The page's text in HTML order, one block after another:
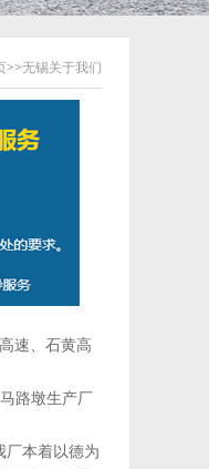
>>无锡关于我们
速、石黄高
路墩生产厂
本着以德为